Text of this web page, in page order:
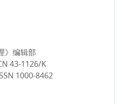
》编辑部
43-1126/K
1000-8462